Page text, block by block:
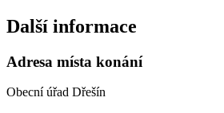
Další informace
Adresa místa konání
Obecní úřad Dřešín